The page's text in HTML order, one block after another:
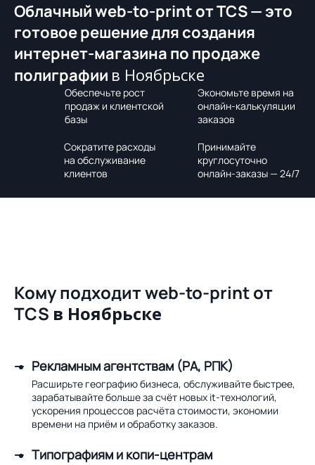
Облачный web-to-print от TCS — это
готовое решение для создания
интернет-магазина по продаже
полиграфии в Ноябрьске
Обеспечьте рост
продаж и клиентской
базы
Экономьте время на
онлайн-калькуляции
заказов
Сократите расходы
на обслуживание
клиентов
Принимайте
круглосуточно
онлайн-заказы — 24/7
Кому подходит web-to-print от
TCS в Ноябрьске
Рекламным агентствам (РА, РПК)
Расширьте географию бизнеса, обслуживайте быстрее,
зарабатывайте больше за счёт новых it-технологий,
ускорения процессов расчёта стоимости, экономии
времени на приём и обработку заказов.
Типографиям и копи-центрам